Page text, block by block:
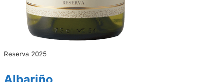
Reserva 2025